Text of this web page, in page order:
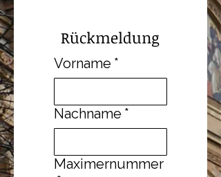
Rückmeldung
Vorname *
Nachname *
Maximernummer